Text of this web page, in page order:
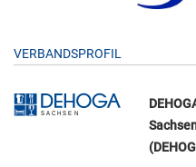
VERBANDSPROFIL